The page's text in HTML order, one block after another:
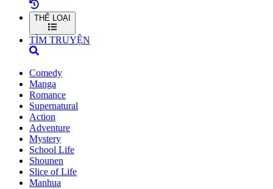
THỂ LOẠI
TÌM TRUYỆN
Comedy
Manga
Romance
Supernatural
Action
Adventure
Mystery
School Life
Shounen
Slice of Life
Manhua